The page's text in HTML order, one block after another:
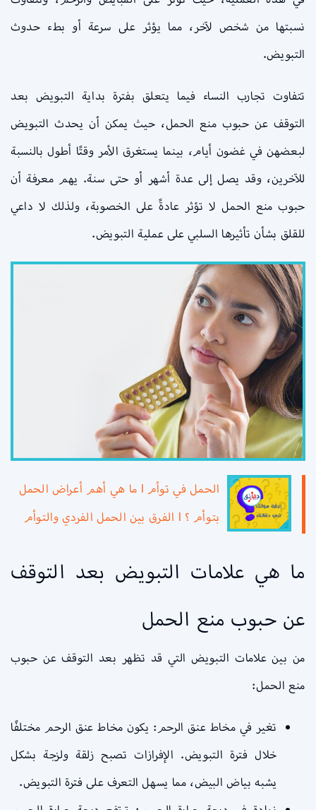
نسبتها من شخص لآخر، مما يؤثر على سرعة أو بطء حدوث
التبويض.
تتفاوت تجارب النساء فيما يتعلق بفترة بداية التبويض بعد
التوقف عن حبوب منع الحمل، حيث يمكن أن يحدث التبويض
لبعضهن في غضون أيام، بينما يستغرق الأمر وقتًا أطول بالنسبة
للآخرين، وقد يصل إلى عدة أشهر أو حتى سنة. يهم معرفة أن
حبوب منع الحمل لا تؤثر عادةً على الخصوبة، ولذلك لا داعي
للقلق بشأن تأثيرها السلبي على عملية التبويض.
الحمل في توأم l ما هي أهم أعراض الحمل
بتوأم ؟ l الفرق بين الحمل الفردي والتوأم
ما هي علامات التبويض بعد التوقف
عن حبوب منع الحمل
من بين علامات التبويض التي قد تظهر بعد التوقف عن حبوب
منع الحمل:
تغير في مخاط عنق الرحم: يكون مخاط عنق الرحم مختلفًا
خلال فترة التبويض. الإفرازات تصبح زلقة ولزجة بشكل
يشبه بياض البيض، مما يسهل التعرف على فترة التبويض.